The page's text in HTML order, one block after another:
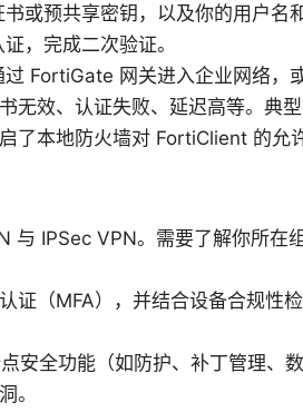
或预共享密钥，以及你的用户名
，完成二次验证。
FortiGate 网关进入企业网络，
无效、认证失败、延迟高等。典
了本地防火墙对 FortiClient 的允许
与 IPSec VPN。需要了解你所在
证（MFA），并结合设备合规性
安全功能（如防护、补丁管理、
。